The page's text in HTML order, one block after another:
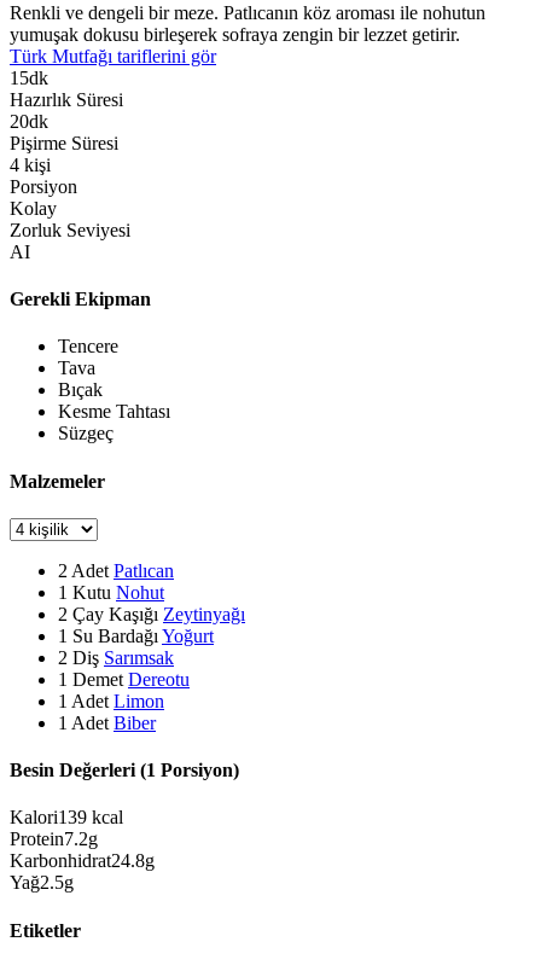
Renkli ve dengeli bir meze. Patlıcanın köz aroması ile nohutun
yumuşak dokusu birleşerek sofraya zengin bir lezzet getirir.
Türk Mutfağı tariflerini gör
15dk
Hazırlık Süresi
20dk
Pişirme Süresi
4 kişi
Porsiyon
Kolay
Zorluk Seviyesi
AI
Gerekli Ekipman
Tencere
Tava
Bıçak
Kesme Tahtası
Süzgeç
Malzemeler
2 Adet Patlıcan
1 Kutu Nohut
2 Çay Kaşığı Zeytinyağı
1 Su Bardağı Yoğurt
2 Diş Sarımsak
1 Demet Dereotu
1 Adet Limon
1 Adet Biber
Besin Değerleri (1 Porsiyon)
Kalori139 kcal
Protein7.2g
Karbonhidrat24.8g
Yağ2.5g
Etiketler